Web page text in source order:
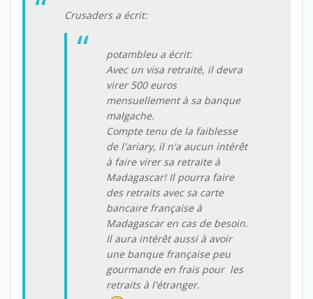
Crusaders a écrit:
potambleu a écrit:
Avec un visa retraité, il devra
virer 500 euros
mensuellement à sa banque
malgache.
Compte tenu de la faiblesse
de l'ariary, il n'a aucun intérêt
à faire virer sa retraite à
Madagascar! Il pourra faire
des retraits avec sa carte
bancaire française à
Madagascar en cas de besoin.
Il aura intérêt aussi à avoir
une banque française peu
gourmande en frais pour les
retraits à l'étranger.